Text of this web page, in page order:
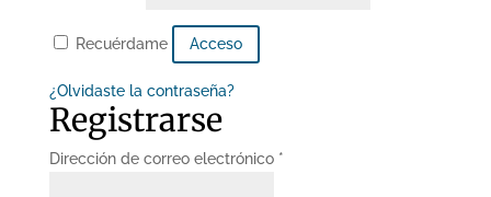
Recuérdame Acceso
¿Olvidaste la contraseña?
Registrarse
Dirección de correo electrónico *Obligatorio